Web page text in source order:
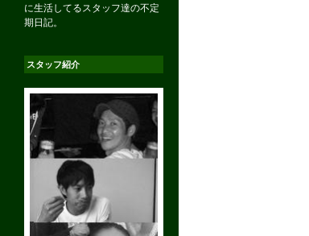
に生活してるスタッフ達の不定
期日記。
スタッフ紹介